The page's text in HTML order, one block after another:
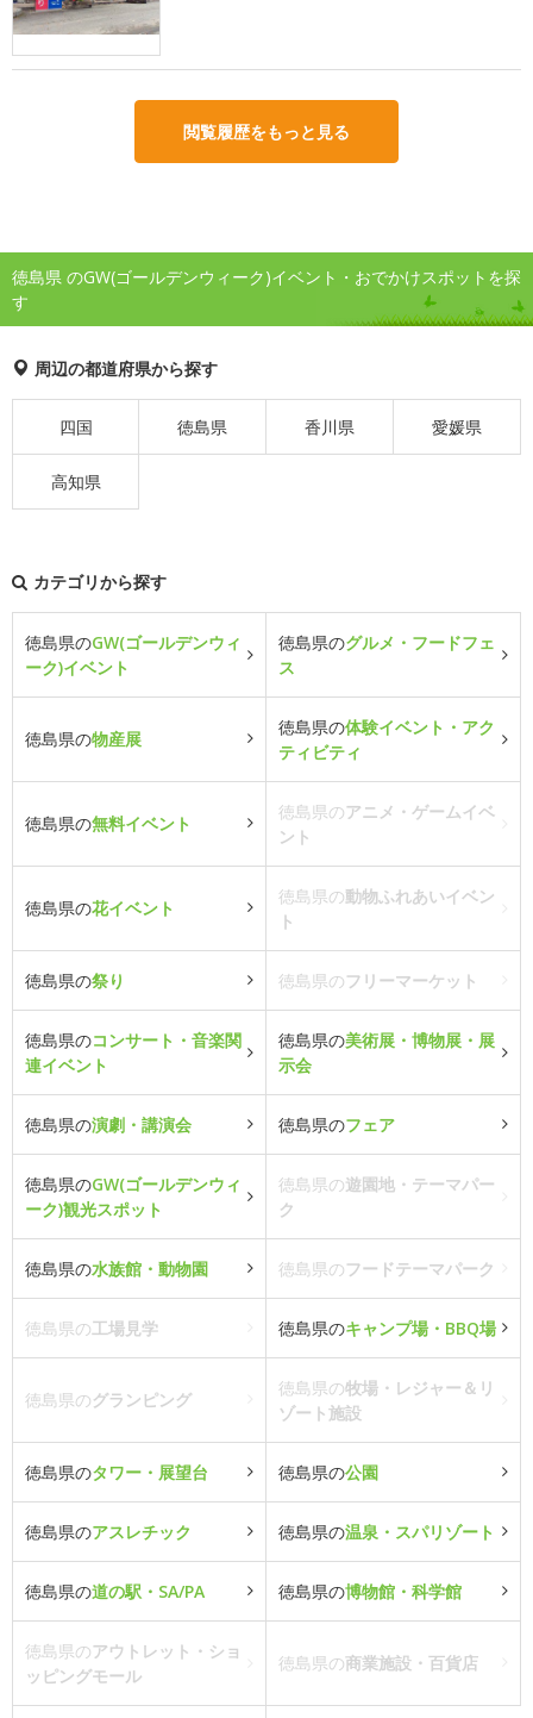
閲覧履歴をもっと見る
徳島県 のGW(ゴールデンウィーク)イベント・おでかけスポットを探
す
周辺の都道府県から探す
四国 徳島県 香川県 愛媛県
高知県
カテゴリから探す
徳島県のGW(ゴールデンウィ
ーク)イベント
徳島県のグルメ・フードフェ
ス
徳島県の物産展
徳島県の体験イベント・アク
ティビティ
徳島県の無料イベント
徳島県のアニメ・ゲームイベ
ント
徳島県の花イベント
徳島県の動物ふれあいイベン
ト
徳島県の祭り 徳島県のフリーマーケット
徳島県のコンサート・音楽関
連イベント
徳島県の美術展・博物展・展
示会
徳島県の演劇・講演会 徳島県のフェア
徳島県のGW(ゴールデンウィ
ーク)観光スポット
徳島県の遊園地・テーマパー
ク
徳島県の水族館・動物園 徳島県のフードテーマパーク
徳島県の工場見学 徳島県のキャンプ場・BBQ場
徳島県のグランピング
徳島県の牧場・レジャー＆リ
ゾート施設
徳島県のタワー・展望台 徳島県の公園
徳島県のアスレチック 徳島県の温泉・スパリゾート
徳島県の道の駅・SA/PA 徳島県の博物館・科学館
徳島県のアウトレット・ショ
ッピングモール
徳島県の商業施設・百貨店